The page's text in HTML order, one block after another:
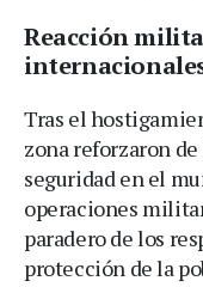
Reacción
Tras el
zona reforzaron
seguridad en el
operaciones
paradero de los
protección de la